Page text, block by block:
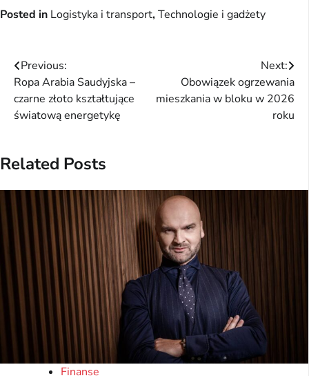
Posted in Logistyka i transport,Technologie i gadżety
Nawigacja
wpisu
Previous:
Ropa Arabia Saudyjska –
czarne złoto kształtujące
światową energetykę
Next:
Obowiązek ogrzewania
mieszkania w bloku w 2026
roku
Related Posts
Finanse